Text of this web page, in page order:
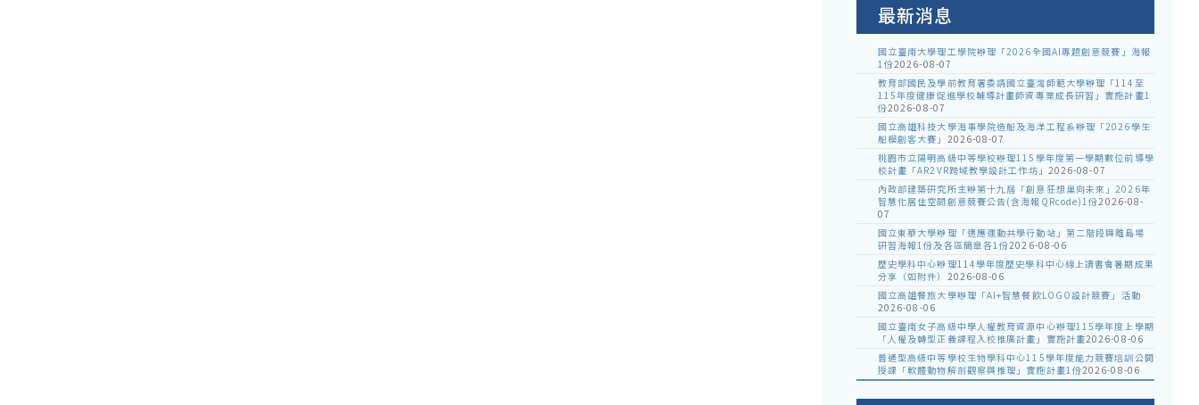
最新消息
國立臺南大學理工學院辦理「2026全國AI專題創意競賽」海報
1份2026-08-07
教育部國民及學前教育署委請國立臺灣師範大學辦理「114至
115年度健康促進學校輔導計畫師資專業成長研習」實施計畫1
份2026-08-07
國立高雄科技大學海事學院造船及海洋工程系辦理「2026學生
船模創客大賽」 2026-08-07
桃園市立陽明高級中等學校辦理115學年度第一學期數位前導學
校計畫「AR2VR跨域教學設計工作坊」 2026-08-07
內政部建築研究所主辦第十九屆「創意狂想巢向未來」2026年
智慧化居住空間創意競賽公告(含海報QRcode)1份2026-08-
07
國立東華大學辦理「適應運動共學行動站」第二階段與離島場
研習海報1份及各區簡章各1份2026-08-06
歷史學科中心辦理114學年度歷史學科中心線上讀書會暑期成果
分享（如附件） 2026-08-06
國立高雄餐旅大學辦理「AI+智慧餐飲LOGO設計競賽」活動
2026-08-06
國立臺南女子高級中學人權教育資源中心辦理115學年度上學期
「人權及轉型正義課程入校推廣計畫」實施計畫2026-08-06
普通型高級中等學校生物學科中心115學年度能力競賽培訓公開
授課「軟體動物解剖觀察與推理」實施計畫1份2026-08-06